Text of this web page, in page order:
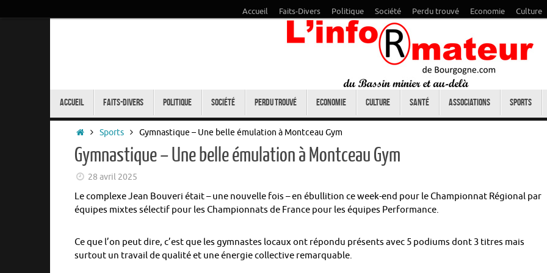
Accueil Faits-Divers Politique Société Perdu trouvé Economie Culture
Accueil Faits-Divers Politique Société Perdu trouvé Economie Culture Santé Associations Sports
Accueil
Sports Gymnastique – Une belle émulation à Montceau Gym
Gymnastique – Une belle émulation à Montceau Gym
28 avril 2025
Le complexe Jean Bouveri était – une nouvelle fois – en ébullition ce week-end pour le Championnat Régional par
équipes mixtes sélectif pour les Championnats de France pour les équipes Performance.
Ce que l’on peut dire, c’est que les gymnastes locaux ont répondu présents avec 5 podiums dont 3 titres mais
surtout un travail de qualité et une énergie collective remarquable.